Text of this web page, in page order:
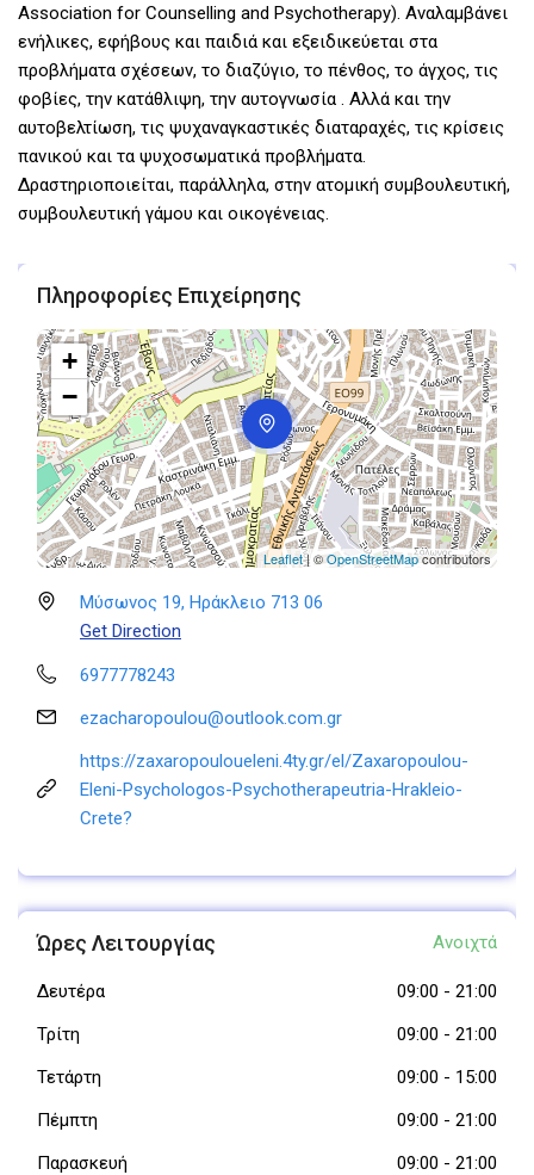
Association for Counselling and Psychotherapy). Αναλαμβάνει
ενήλικες, εφήβους και παιδιά και εξειδικεύεται στα
προβλήματα σχέσεων, το διαζύγιο, το πένθος, το άγχος, τις
φοβίες, την κατάθλιψη, την αυτογνωσία . Αλλά και την
αυτοβελτίωση, τις ψυχαναγκαστικές διαταραχές, τις κρίσεις
πανικού και τα ψυχοσωματικά προβλήματα.
Δραστηριοποιείται, παράλληλα, στην ατομική συμβουλευτική,
συμβουλευτική γάμου και οικογένειας.
Πληροφορίες Επιχείρησης
+
−
Leaflet| ©OpenStreetMapcontributors
Μύσωνος 19, Ηράκλειο 713 06
Get Direction
6977778243
ezacharopoulou@outlook.com.gr
https://zaxaropouloueleni.4ty.gr/el/Zaxaropoulou-
Eleni-Psychologos-Psychotherapeutria-Hrakleio-
Crete?
Ώρες Λειτουργίας Ανοιχτά
Δευτέρα 09:00 - 21:00
Τρίτη
09:00 - 21:00
Τετάρτη
09:00 - 15:00
Πέμπτη
09:00 - 21:00
Παρασκευή
09:00 - 21:00